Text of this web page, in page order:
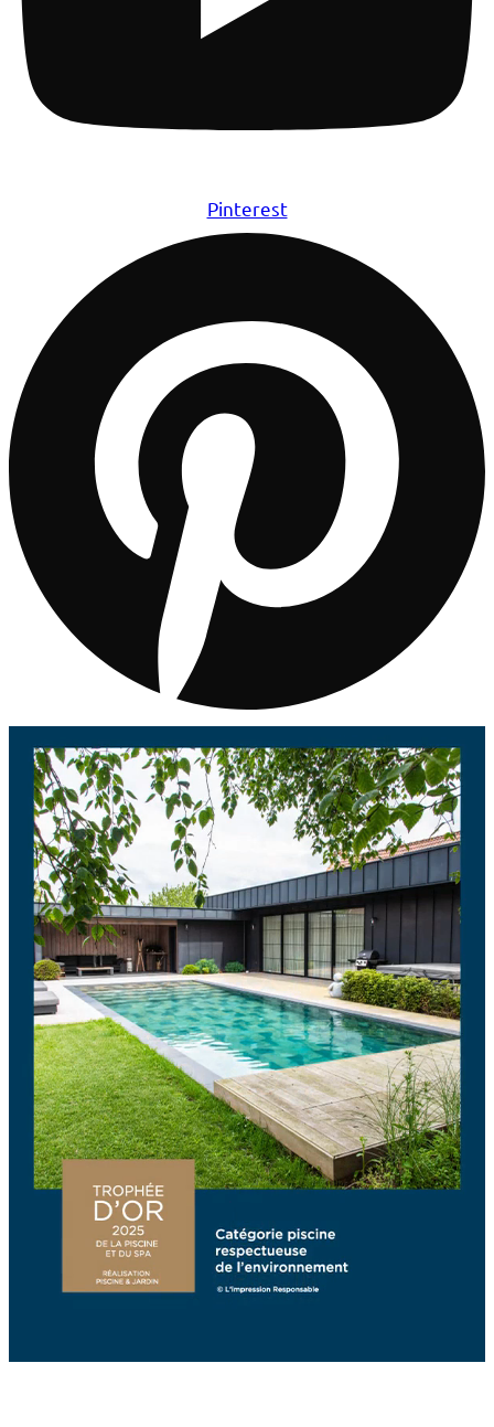
Pinterest